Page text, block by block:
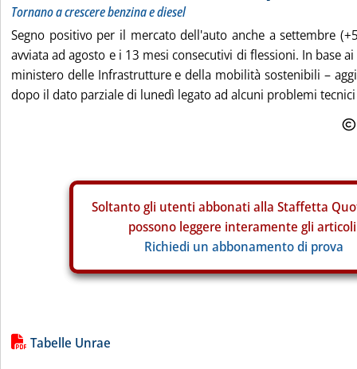
Tornano a crescere benzina e diesel
Segno positivo per il mercato dell'auto anche a settembre
avviata ad agosto e i 13 mesi consecutivi di flessioni. In base
ministero delle Infrastrutture e della mobilità sostenibili –
dopo il dato parziale di lunedì legato ad alcuni problemi
Soltanto gli utenti abbonati alla Staffetta
possono leggere interamente gli
Richiedi un abbonamento di prova
Lista allegati PDF alla notizia
Tabelle Unrae